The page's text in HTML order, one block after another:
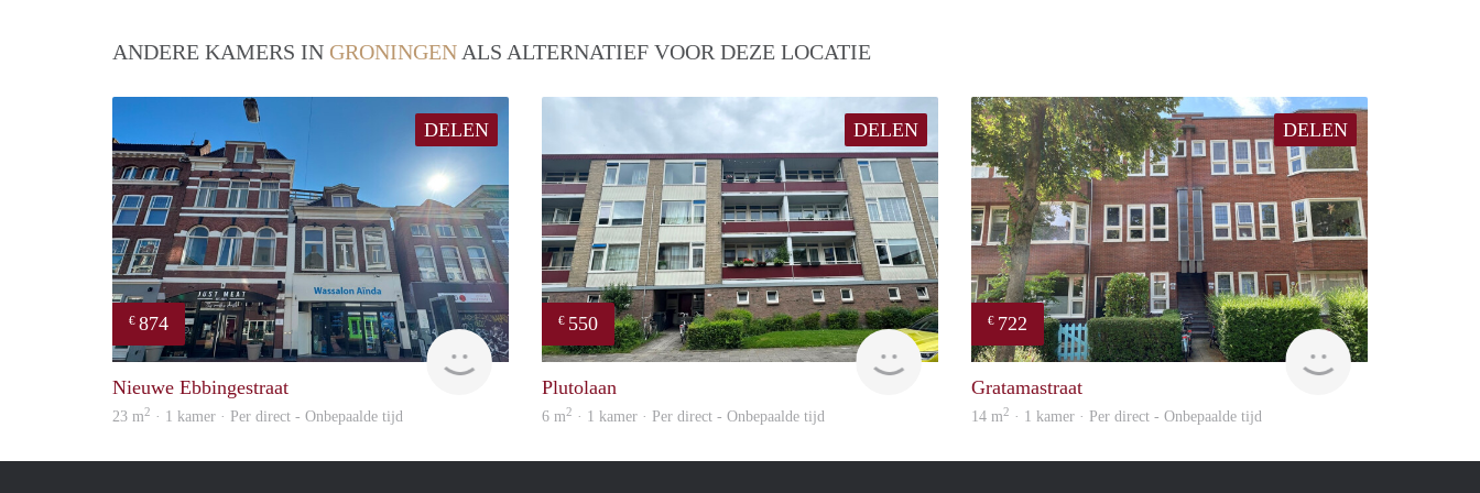
ANDERE KAMERS IN GRONINGEN ALS ALTERNATIEF VOOR DEZE LOCATIE
DELEN
€ 874
GrunoVerhuur
Nieuwe Ebbingestraat
23 m2 · 1 kamer · Per direct - Onbepaalde tijd
DELEN
€ 550
GrunoVerhuur
Plutolaan
6 m2 · 1 kamer · Per direct - Onbepaalde tijd
DELEN
€ 722
GrunoVerhuur
Gratamastraat
14 m2 · 1 kamer · Per direct - Onbepaalde tijd